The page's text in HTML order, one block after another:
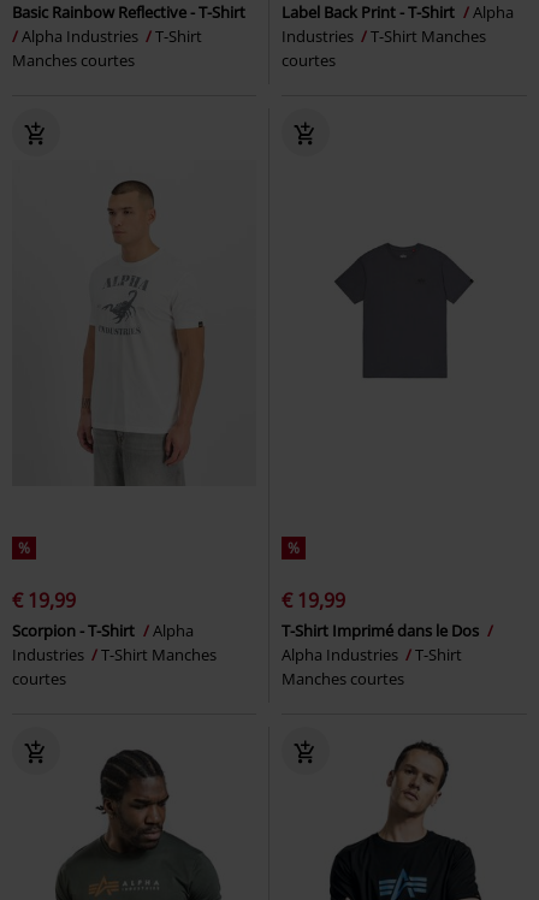
Basic Rainbow Reflective - T-Shirt
Alpha Industries
T-Shirt
Manches courtes
Label Back Print - T-Shirt
Alpha
Industries
T-Shirt Manches
courtes
%
€ 19,99
Scorpion - T-Shirt
Alpha
Industries
T-Shirt Manches
courtes
%
€ 19,99
T-Shirt Imprimé dans le Dos
Alpha Industries
T-Shirt
Manches courtes